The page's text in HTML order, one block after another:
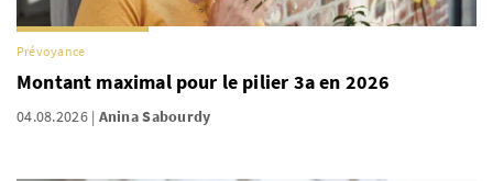
Prévoyance
Montant maximal pour le pilier 3a en 2026
04.08.2026 Anina Sabourdy